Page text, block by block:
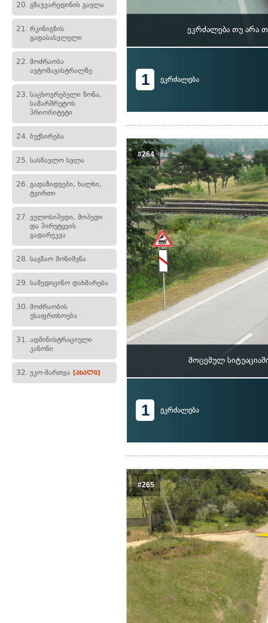
20. გზაჯვარედინის გავლა
21. რკინიგზის
გადასასვლელი
22. მოძრაობა
ავტომაგისტრალზე
23. საცხოვრებელი ზონა,
სამარშრუტოს
პრიორიტეტი
24. ბუქსირება
25. სასწავლო სვლა
26. გადაზიდვები, ხალხი,
ტვირთი
27. ველოსიპედი, მოპედი
და პირუტყვის
გადარეკვა
28. საგზაო მონიშვნა
29. სამედიცინო დახმარება
30. მოძრაობის
უსაფრთხოება
31. ადმინისტრაციული
კანონი
32. ეკო-მართვა [ახალი]
ეკრძალება თუ არა
1 ეკრძალება
#264
მოცემულ
1 ეკრძალება
#265